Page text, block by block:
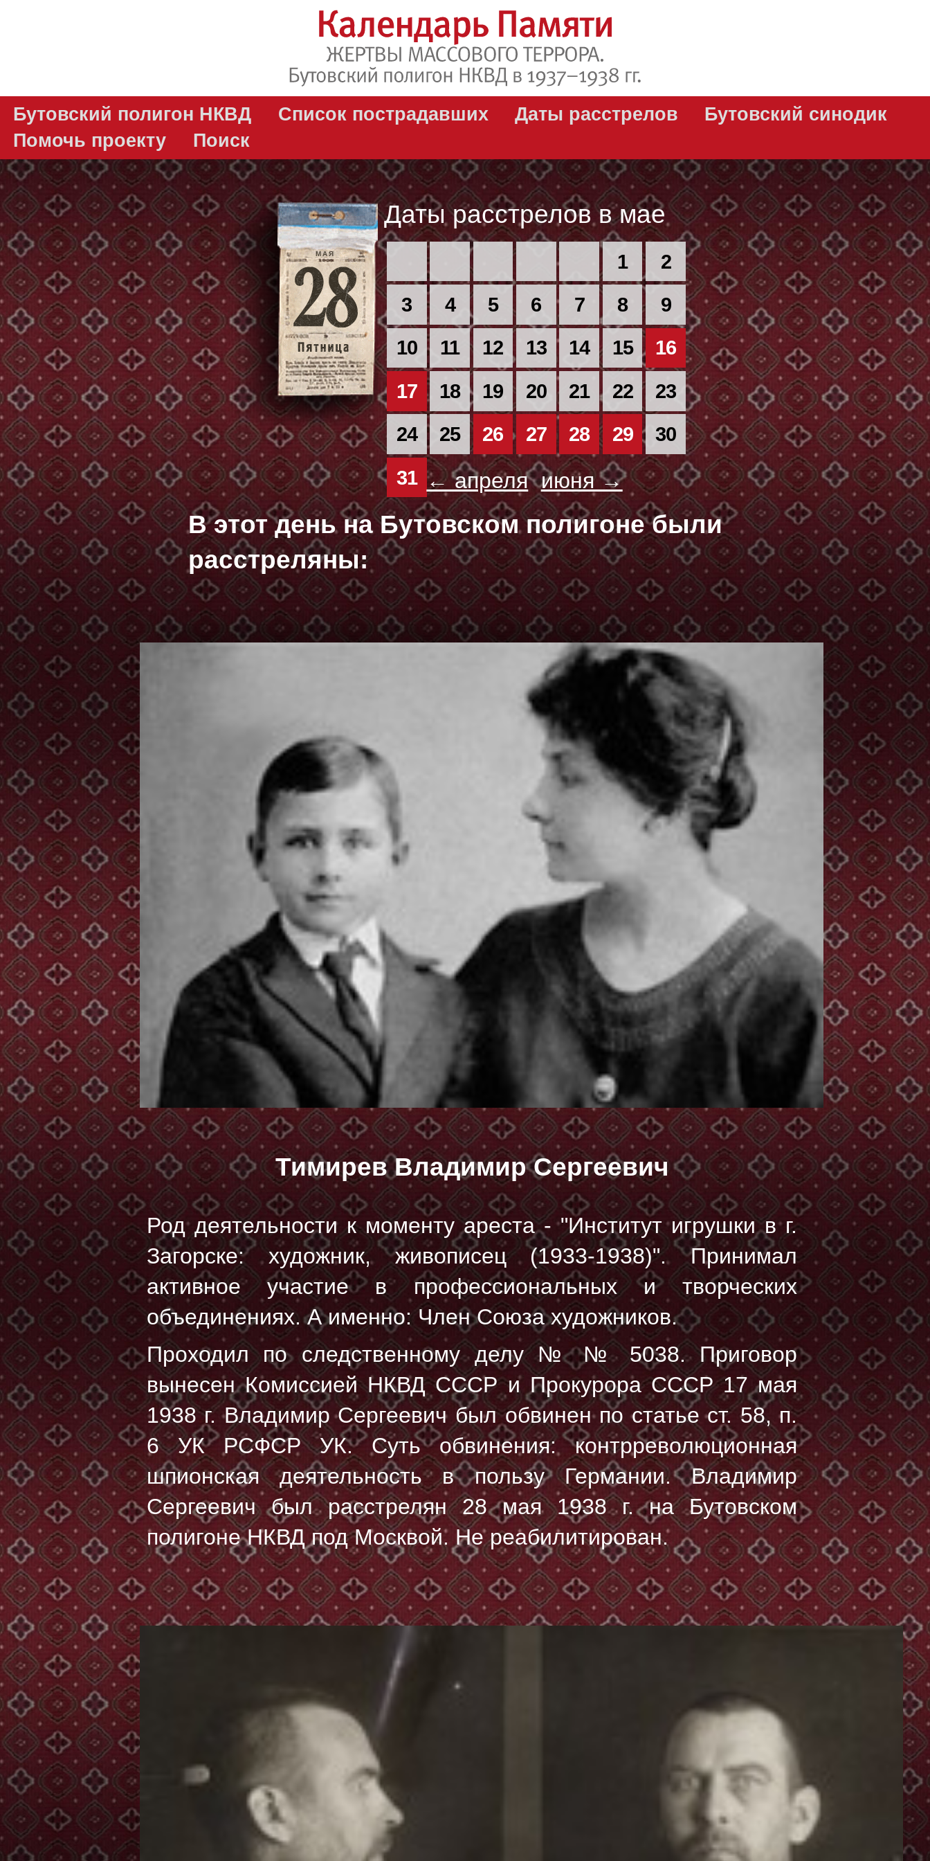
Бутовский полигон НКВД Список пострадавших Даты расстрелов
Бутовский синодик
Помочь проекту
Поиск
МАЯ
Даты расстрелов в мае
1
2
3
4 5 6 7 8
9
10
11 12 13 14 15
16
17
18 19 20 21 22
23
24
25 26 27 28 29
30
31 ← апреля июня →
В этот день на Бутовском полигоне были
расстреляны:
Тимирев Владимир Сергеевич
Род деятельности к моменту ареста - "Институт игрушки в г.
Загорске: художник, живописец (1933-1938)". Принимал
активное участие в профессиональных и творческих
объединениях. А именно: Член Союза художников.
Проходил по следственному делу №№ 5038. Приговор
вынесен Комиссией НКВД СССР и Прокурора СССР 17 мая
1938 г. Владимир Сергеевич был обвинен по статье ст. 58, п.
6 УК РСФСР УК. Суть обвинения: контрреволюционная
шпионская деятельность в пользу Германии. Владимир
Сергеевич был расстрелян28 мая 1938 г.на Бутовском
полигоне НКВД под Москвой. Не реабилитирован.